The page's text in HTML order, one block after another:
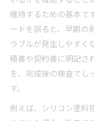
維持するための基本で
ードを誤ると、早期の
ラブルが発生しやすく
積書や契約書に明記さ
を、完成後の検査でし
す。
例えば、シリコン塗料